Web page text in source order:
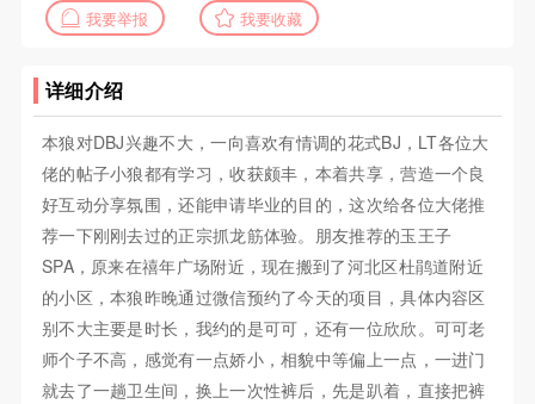
我要举报 我要收藏
详细介绍
本狼对DBJ兴趣不大，一向喜欢有情调的花式BJ，LT各位大
佬的帖子小狼都有学习，收获颇丰，本着共享，营造一个良
好互动分享氛围，还能申请毕业的目的，这次给各位大佬推
荐一下刚刚去过的正宗抓龙筋体验。朋友推荐的玉王子
SPA，原来在禧年广场附近，现在搬到了河北区杜鹃道附近
的小区，本狼昨晚通过微信预约了今天的项目，具体内容区
别不大主要是时长，我约的是可可，还有一位欣欣。可可老
师个子不高，感觉有一点娇小，相貌中等偏上一点，一进门
就去了一趟卫生间，换上一次性裤后，先是趴着，直接把裤